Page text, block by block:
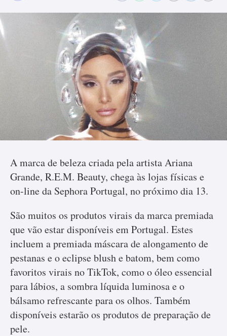
A marca de beleza criada pela artista Ariana
Grande, R.E.M. Beauty, chega às lojas físicas e
on-line da Sephora Portugal, no próximo dia 13.
São muitos os produtos virais da marca premiada
que vão estar disponíveis em Portugal. Estes
incluem a premiada máscara de alongamento de
pestanas e o eclipse blush e batom, bem como
favoritos virais no TikTok, como o óleo essencial
para lábios, a sombra líquida luminosa e o
bálsamo refrescante para os olhos. Também
disponíveis estarão os produtos de preparação de
pele.